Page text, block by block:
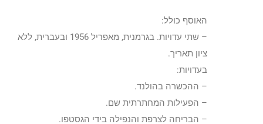
האוסף כולל:
– שתי עדויות. בגרמנית, מאפריל 1956 ובעברית, ללא
ציון תאריך.
בעדויות:
– ההכשרה בהולנד.
– הפעילות המחתרתית שם.
– הבריחה לצרפת והנפילה בידי הגסטפו.